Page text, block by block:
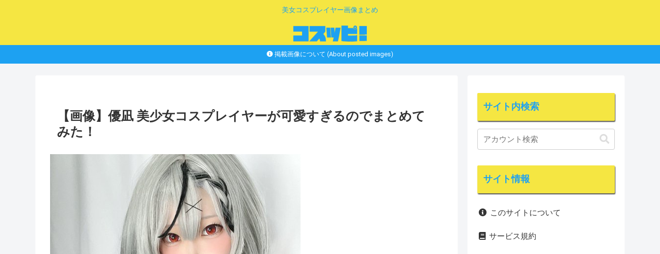
美女コスプレイヤー画像まとめ
掲載画像について (About posted images)
【画像】優凪 美少女コスプレイヤーが可愛すぎるのでまとめて
みた！
サイト内検索
サイト情報
このサイトについて
サービス規約